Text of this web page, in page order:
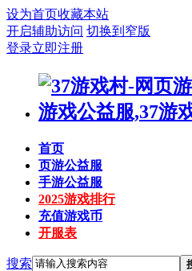
设为首页收藏本站
开启辅助访问 切换到窄版
登录立即注册
首页
页游公益服
手游公益服
2025游戏排行
充值游戏币
开服表
搜索